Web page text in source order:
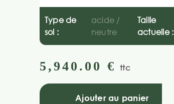
Type de
sol :
acide /
neutre
Taille
actuelle :
5,940.00 € ttc
Ajouter au panier